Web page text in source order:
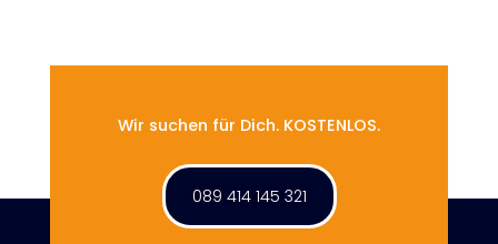
Wir suchen für Dich. KOSTENLOS.
089 414 145 321